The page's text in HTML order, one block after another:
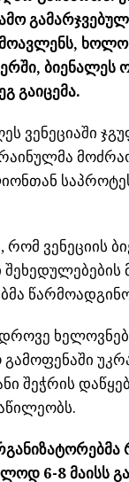
ბიენალეს
გაიცემა.
ვენეციაში
რომ ვენეციის
შეჭრის
6-8 მაისს